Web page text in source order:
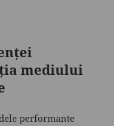
mediului
performante